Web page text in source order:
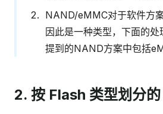
NAND/eMMC对于软件方
因此是一种类型，下面的
提到的NAND方案中包括
2. 按 Flash 类型划分